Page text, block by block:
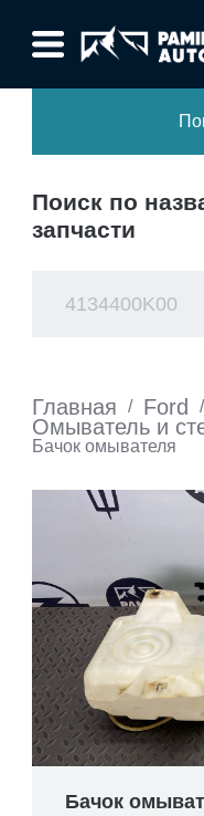
Поиск по
запчасти
Главная / Ford /
Омыватель и
Бачок омывателя
Бачок